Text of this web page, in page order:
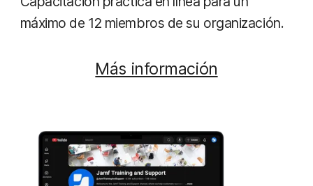
máximo de 12 miembros de su organización.
Más información